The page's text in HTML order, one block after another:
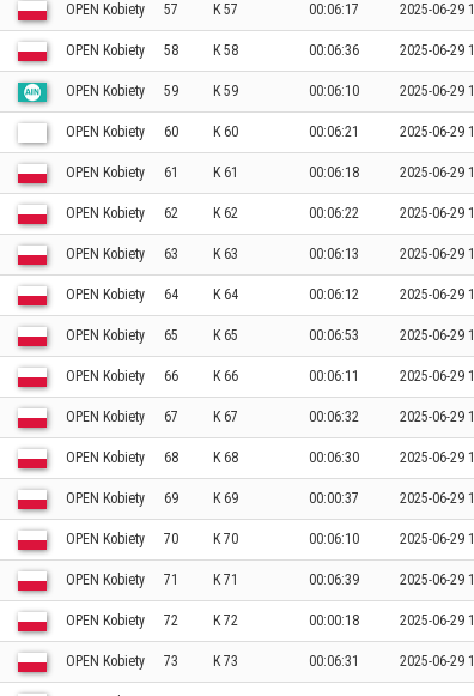
OPEN Kobiety 57 K 57 00:06:17 2025-06-29
OPEN Kobiety 58 K 58 00:06:36 2025-06-29
OPEN Kobiety 59 K 59 00:06:10 2025-06-29
OPEN Kobiety 60 K 60 00:06:21 2025-06-29
OPEN Kobiety 61 K 61 00:06:18 2025-06-29
OPEN Kobiety 62 K 62 00:06:22 2025-06-29
OPEN Kobiety 63 K 63 00:06:13 2025-06-29
OPEN Kobiety 64 K 64 00:06:12 2025-06-29
OPEN Kobiety 65 K 65 00:06:53 2025-06-29
OPEN Kobiety 66 K 66 00:06:11 2025-06-29
OPEN Kobiety 67 K 67 00:06:32 2025-06-29
OPEN Kobiety 68 K 68 00:06:30 2025-06-29
OPEN Kobiety 69 K 69 00:00:37 2025-06-29
OPEN Kobiety 70 K 70 00:06:10 2025-06-29
OPEN Kobiety 71 K 71 00:06:39 2025-06-29
OPEN Kobiety 72 K 72 00:00:18 2025-06-29
OPEN Kobiety 73 K 73 00:06:31 2025-06-29